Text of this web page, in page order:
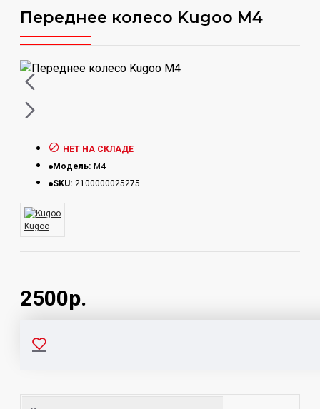
Переднее колесо Kugoo M4
2500р.
НЕТ НА СКЛАДЕ
Модель: M4
SKU: 2100000025275
Kugoo